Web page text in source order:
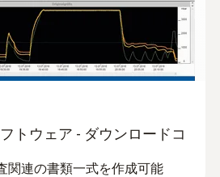
トウェア - ダウンロードコ
関連の書類一式を作成可能